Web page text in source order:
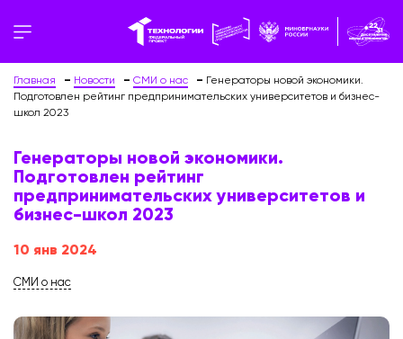
Главная Новости СМИ о нас
Генераторы новой экономики.
Подготовлен рейтинг предпринимательских университетов и бизнес-
школ 2023
Генераторы новой экономики.
Подготовлен рейтинг
предпринимательских университетов и
бизнес-школ 2023
10 янв 2024
СМИ о нас